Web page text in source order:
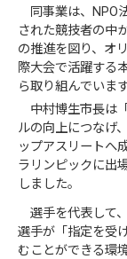
同事業は、NPO
された競技者の中
の推進を図り、オ
際大会で活躍する
ら取り組んでいます
中村博生市長は
ルの向上につなげ
ップアスリートへ
ラリンピックに出
しました。
選手を代表して
選手が「指定を受
むことができる環